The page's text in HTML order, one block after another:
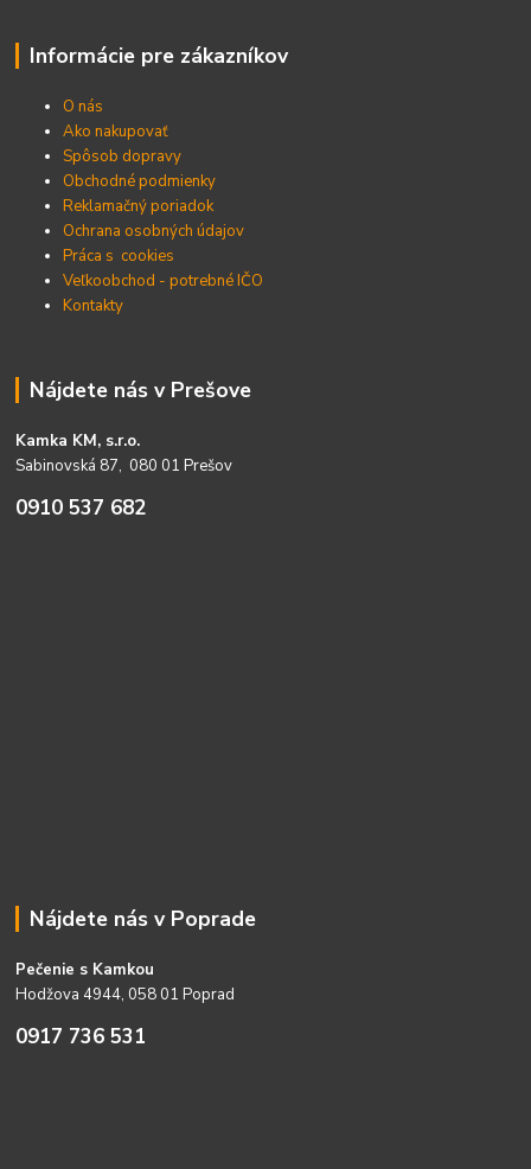
Informácie pre zákazníkov
O nás
Ako nakupovať
Spôsob dopravy
Obchodné podmienky
Reklamačný poriadok
Ochrana osobných údajov
Práca s cookies
Veľkoobchod - potrebné IČO
Kontakty
Nájdete nás v Prešove
Kamka KM, s.r.o.
Sabinovská 87, 080 01 Prešov
0910 537 682
Nájdete nás v Poprade
Pečenie s Kamkou
Hodžova 4944, 058 01 Poprad
0917 736 531